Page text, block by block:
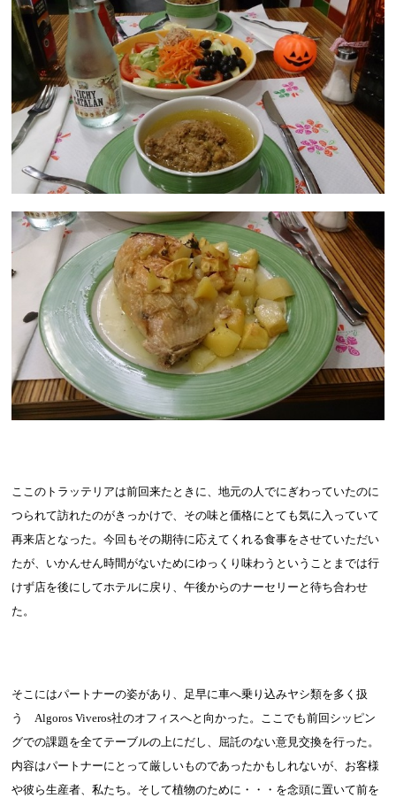
ここのトラッテリアは前回来たときに、地元の人でにぎわっていたのに
つられて訪れたのがきっかけで、その味と価格にとても気に入っていて
再来店となった。今回もその期待に応えてくれる食事をさせていただい
たが、いかんせん時間がないためにゆっくり味わうということまでは行
けず店を後にしてホテルに戻り、午後からのナーセリーと待ち合わせ
た。
そこにはパートナーの姿があり、足早に車へ乗り込みヤシ類を多く扱
うAlgoros Viveros社のオフィスへと向かった。ここでも前回シッピン
グでの課題を全てテーブルの上にだし、屈託のない意見交換を行った。
内容はパートナーにとって厳しいものであったかもしれないが、お客様
や彼ら生産者、私たち。そして植物のために・・・を念頭に置いて前を